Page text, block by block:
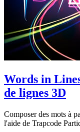
Words in
de lignes 3D
Composer des mots à
l'aide de Trapcode